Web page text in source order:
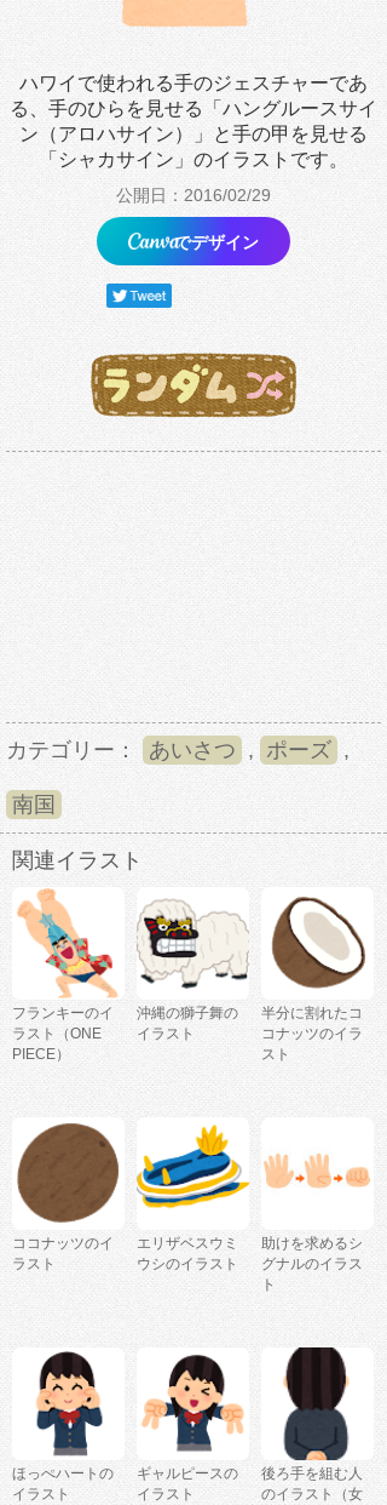
ハワイで使われる手のジェスチャーであ
る、手のひらを見せる「ハングルースサイ
ン（アロハサイン）」と手の甲を見せる
「シャカサイン」のイラストです。
公開日：2016/02/29
でデザイン
カテゴリー： あいさつ , ポーズ ,
南国
関連イラスト
フランキーのイ
ラスト（ONE
PIECE）
沖縄の獅子舞の
イラスト
半分に割れたコ
コナッツのイラ
スト
ココナッツのイ
ラスト
エリザベスウミ
ウシのイラスト
助けを求めるシ
グナルのイラス
ト
ほっぺハートの
イラスト
ギャルピースの
イラスト
後ろ手を組む人
のイラスト（女